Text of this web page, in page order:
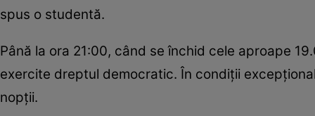
spus o studentă.
Până la ora 21:00, când se închid cele aproape
exercite dreptul democratic. În condiții
nopții.